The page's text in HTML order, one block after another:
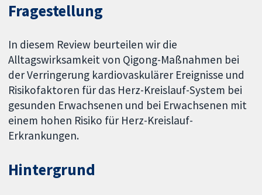
Fragestellung
In diesem Review beurteilen wir die
Alltagswirksamkeit von Qigong-Maßnahmen bei
der Verringerung kardiovaskulärer Ereignisse und
Risikofaktoren für das Herz-Kreislauf-System bei
gesunden Erwachsenen und bei Erwachsenen mit
einem hohen Risiko für Herz-Kreislauf-
Erkrankungen.
Hintergrund